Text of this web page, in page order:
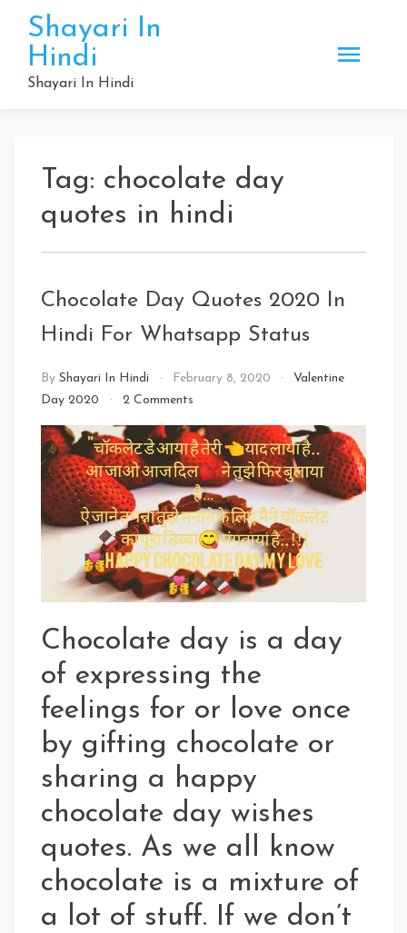
content
Shayari In
Hindi
Shayari In Hindi
Tag: chocolate day
quotes in hindi
Chocolate Day Quotes 2020 In
Hindi For Whatsapp Status
By Shayari In Hindi February 8, 2020
Valentine
Day 2020
2 Commentson
Day
Quotes
2020
In
Hindi
For
Whatsapp
Status
Chocolate day is a day
of expressing the
feelings for or love once
by gifting chocolate or
sharing a happy
chocolate day wishes
quotes. As we all know
chocolate is a mixture of
a lot of stuff. If we don’t